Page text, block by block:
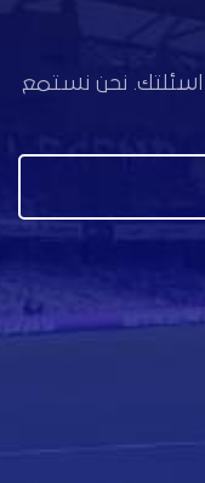
اسئلتك. نحن نستمع